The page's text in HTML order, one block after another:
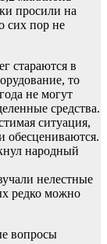
просили на
сих пор не
стараются в
то
не могут
средства.
ситуация,
обесцениваются.
народный
нелестные
редко можно
вопросы